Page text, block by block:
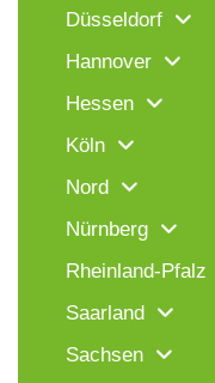
Düsseldorf
Hannover
Hessen
Köln
Nord
Nürnberg
Rheinland-Pfalz
Saarland
Sachsen